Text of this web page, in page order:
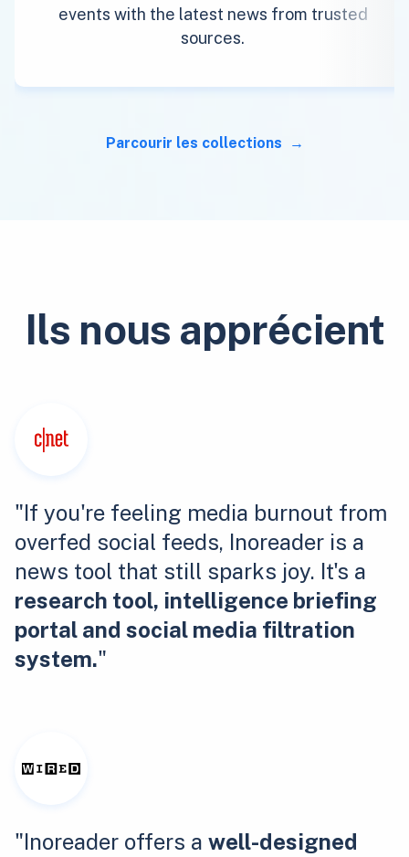
events with the latest news from trusted
sources.
Parcourir les collections
Ils nous apprécient
"If you're feeling media burnout from
overfed social feeds, Inoreader is a
news tool that still sparks joy. It's a
research tool, intelligence briefing
portal and social media filtration
system."
"Inoreader offers a well-designed